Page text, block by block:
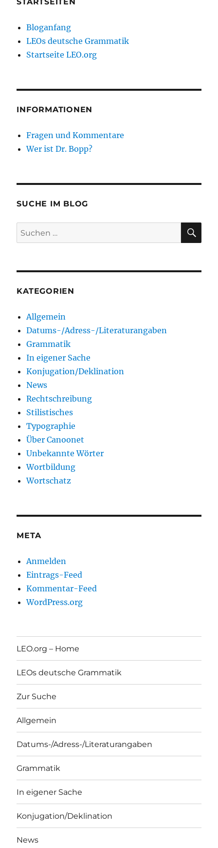
Bloganfang
LEOs deutsche Grammatik
Startseite LEO.org
INFORMATIONEN
Fragen und Kommentare
Wer ist Dr. Bopp?
SUCHE IM BLOG
Suchen
nach:
KATEGORIEN
Allgemein
Datums-/Adress-/Literaturangaben
Grammatik
In eigener Sache
Konjugation/Deklination
News
Rechtschreibung
Stilistisches
Typographie
Über Canoonet
Unbekannte Wörter
Wortbildung
Wortschatz
META
Anmelden
Eintrags-Feed
Kommentar-Feed
WordPress.org
LEO.org – Home
LEOs deutsche Grammatik
Zur Suche
Allgemein
Datums-/Adress-/Literaturangaben
Grammatik
In eigener Sache
Konjugation/Deklination
News